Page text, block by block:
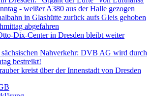
- weißer A380 aus der Halle gezogen
in Glashütte zurück aufs Gleis gehoben
abgefahren
Dix-Center in Dresden bleibt weiter
Nahverkehr: DVB AG wird durch
bestreikt!
kreist über der Innenstadt von Dresden